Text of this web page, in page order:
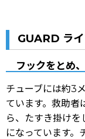
GUARD ライ
フックをとめ
チューブには約3
ています。救助者
ら、たすき掛け
になっています。